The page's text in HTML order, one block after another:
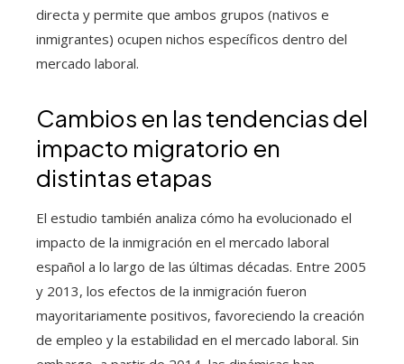
directa y permite que ambos grupos (nativos e
inmigrantes) ocupen nichos específicos dentro del
mercado laboral.
Cambios en las tendencias del
impacto migratorio en
distintas etapas
El estudio también analiza cómo ha evolucionado el
impacto de la inmigración en el mercado laboral
español a lo largo de las últimas décadas. Entre 2005
y 2013, los efectos de la inmigración fueron
mayoritariamente positivos, favoreciendo la creación
de empleo y la estabilidad en el mercado laboral. Sin